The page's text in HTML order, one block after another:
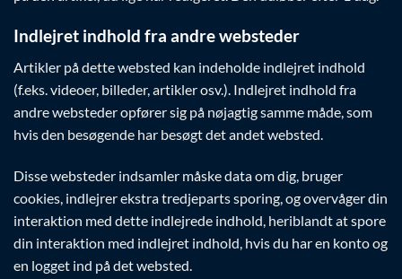
Indlejret indhold fra andre websteder
Artikler på dette websted kan indeholde indlejret indhold
(f.eks. videoer, billeder, artikler osv.). Indlejret indhold fra
andre websteder opfører sig på nøjagtig samme måde, som
hvis den besøgende har besøgt det andet websted.
Disse websteder indsamler måske data om dig, bruger
cookies, indlejrer ekstra tredjeparts sporing, og overvåger din
interaktion med dette indlejrede indhold, heriblandt at spore
din interaktion med indlejret indhold, hvis du har en konto og
en logget ind på det websted.